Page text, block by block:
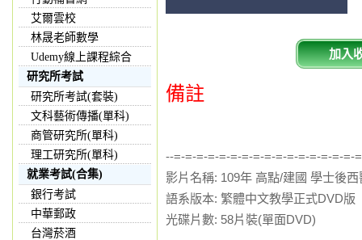
艾爾雲校
林晟老師數學
Udemy線上課程綜合
研究所考試
研究所考試(套裝)
文科藝術傳播(單科)
商管研究所(單科)
理工研究所(單科)
就業考試(合集)
銀行考試
中華郵政
台灣菸酒
加入
備註
--=-=-=-=-=-=-=-=-=-=-=-=-=-=-=-=-
影片名稱: 109年 高點/建國 學士後
語系版本: 繁體中文教學正式DVD版
光碟片數: 58片裝(單面DVD)